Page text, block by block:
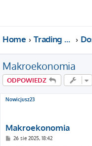
Home Trading For a Living
Makroekonomia
ODPOWIEDZ
Nowicjusz23
Makroekonomia
P26 sie 2025, 18:42